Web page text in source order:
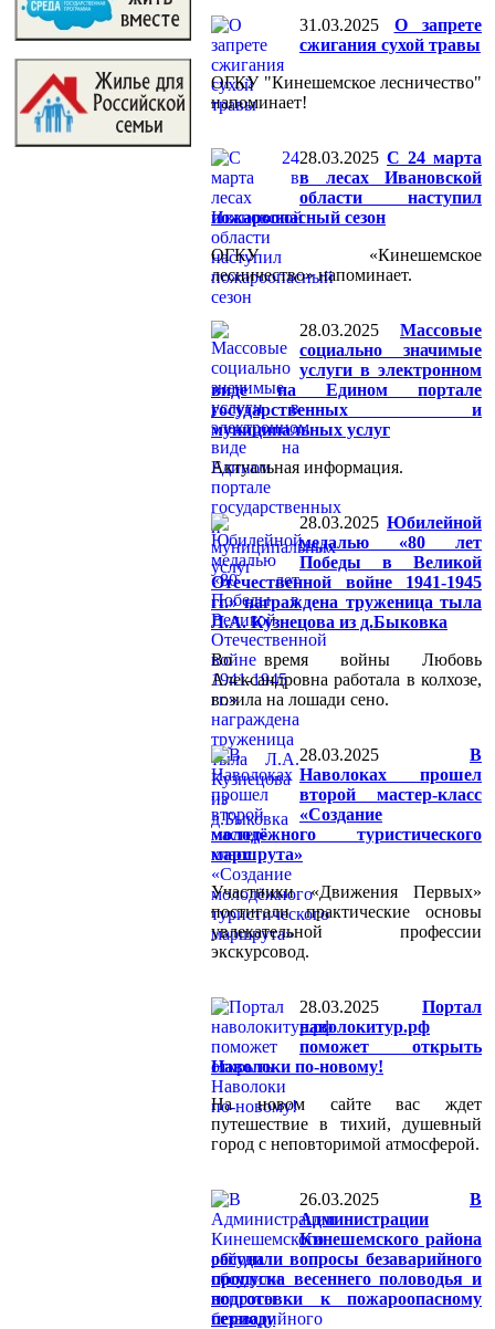
31.03.2025
О запрете
сжигания сухой травы
ОГКУ "Кинешемское лесничество"
напоминает!
28.03.2025 С 24 марта
в лесах Ивановской
области наступил
пожароопасный сезон
ОГКУ «Кинешемское
лесничество» напоминает.
28.03.2025
Массовые
социально значимые
услуги в электронном
виде на Едином портале
государственных и
муниципальных услуг
Актуальная информация.
28.03.2025 Юбилейной
медалью «80 лет
Победы в Великой
Отечественной войне 1941-1945
гг.» награждена труженица тыла
Л.А. Кузнецова из д.Быковка
Во время войны Любовь
Александровна работала в колхозе,
возила на лошади сено.
28.03.2025
В
Наволоках прошел
второй мастер-класс
«Создание
молодёжного туристического
маршрута»
Участники «Движения Первых»
постигали практические основы
увлекательной профессии
экскурсовод.
28.03.2025
Портал
наволокитур.рф
поможет открыть
Наволоки по-новому!
На новом сайте вас ждет
путешествие в тихий, душевный
город с неповторимой атмосферой.
26.03.2025
В
Администрации
Кинешемского района
обсудили вопросы безаварийного
пропуска весеннего половодья и
подготовки к пожароопасному
периоду